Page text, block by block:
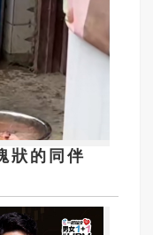
狀的同伴